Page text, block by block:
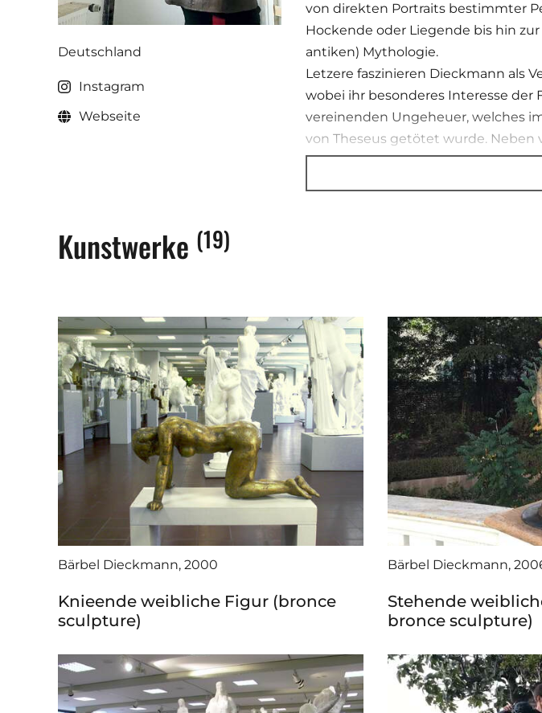
Deutschland
Instagram
Webseite
von direkten Portraits bestimmter
Hockende oder Liegende bis hin
antiken) Mythologie.
Letzere faszinieren Dieckmann als
wobei ihr besonderes Interesse der
vereinenden Ungeheuer, welches
von Theseus getötet wurde. Neben
eine Minotauria ! – befasste sich
plastischen Hauptwerke, dem 1989
Kunstwerke (19)
Bärbel Dieckmann, 2000
Knieende weibliche Figur (bronce
sculpture)
Bärbel Dieckmann,
Stehende
bronce sculpture)